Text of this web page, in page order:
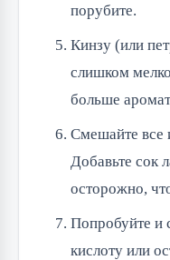
порубите.
Кинзу (или
слишком
больше
Смешайте все
Добавьте сок
осторожно,
Попробуйте и
кислоту или